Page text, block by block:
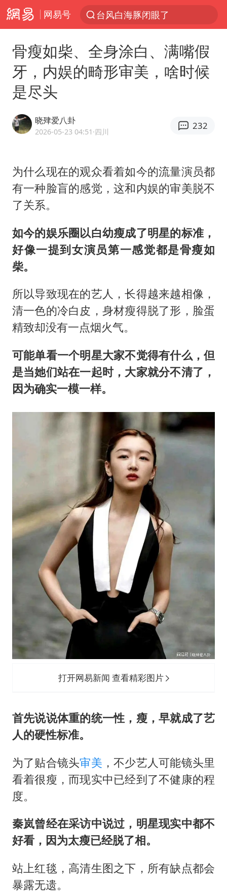
网易号
云南一地村民过火把节意外灼伤16人
浙江海事局启动Ⅰ级防台应急响应
预计“白海豚”明晚将在浙江舟山到福建福鼎一带沿海登陆
女子被狗舔脚确诊三级暴露 医生回应
泰国校园枪击事件已致8死30余伤
胡彦斌获《歌手2026》歌王
视频丨森林温泉、油菜花海、丹崖碧水……解锁各地夏日限定体验
骨瘦如柴、全身涂白、满嘴假
牙，内娱的畸形审美，啥时候
是尽头
晓肂爱八卦
2026-05-23 04:51 ·四川
232
为什么现在的观众看着如今的流量演员都
有一种脸盲的感觉，这和内娱的审美脱不
了关系。
如今的娱乐圈以白幼瘦成了明星的标准，
好像一提到女演员第一感觉都是骨瘦如
柴。
所以导致现在的艺人，长得越来越相像，
清一色的冷白皮，身材瘦得脱了形，脸蛋
精致却没有一点烟火气。
可能单看一个明星大家不觉得有什么，但
是当她们站在一起时，大家就分不清了，
因为确实一模一样。
打开网易新闻 查看精彩图片
首先说说体重的统一性，瘦，早就成了艺
人的硬性标准。
为了贴合镜头审美 ，不少艺人可能镜头里
看着很瘦，而现实中已经到了不健康的程
度。
秦岚曾经在采访中说过，明星现实中都不
好看，因为太瘦已经脱了相。
站上红毯，高清生图之下，所有缺点都会
暴露无遗。